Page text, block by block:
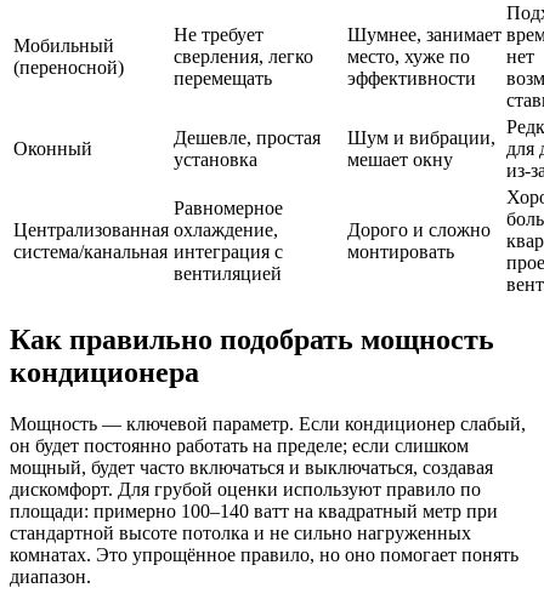
Мобильный
(переносной)
Не требует
сверления, легко
перемещать
Шумнее, занимает
место, хуже по
эффективности
нет
Оконный
Дешевле, простая
установка
Шум и вибрации,
мешает окну
для
Централизованная
система/канальная
Равномерное
охлаждение,
интеграция с
вентиляцией
Дорого и сложно
монтировать
Как правильно подобрать мощность
кондиционера
Мощность — ключевой параметр. Если кондиционер слабый,
он будет постоянно работать на пределе; если слишком
мощный, будет часто включаться и выключаться, создавая
дискомфорт. Для грубой оценки используют правило по
площади: примерно 100–140 ватт на квадратный метр при
стандартной высоте потолка и не сильно нагруженных
комнатах. Это упрощённое правило, но оно помогает понять
диапазон.